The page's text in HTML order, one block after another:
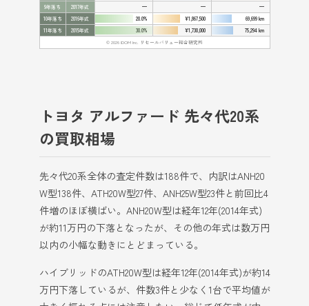
9年落ち
2017年式 — —
—
10年落ち
2016年式 20.0% ¥1,867,500
69,699 km
11年落ち
2015年式 30.0% ¥1,730,000
75,294 km
© 2026 IDOM Inc. リセールバリュー総合研究所
トヨタ アルファード 先々代20系
の買取相場
先々代20系全体の査定件数は188件で、内訳はANH20
W型138件、ATH20W型27件、ANH25W型23件と前回比4
件増のほぼ横ばい。ANH20W型は経年12年(2014年式)
が約11万円の下落となったが、その他の年式は数万円
以内の小幅な動きにとどまっている。
ハイブリッドのATH20W型は経年12年(2014年式)が約14
万円下落しているが、件数3件と少なく1台で平均値が